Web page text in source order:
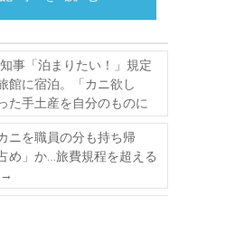
事「泊まりたい！」規定
館に宿泊。「カニ欲し
た手土産を自分のものに
ニを職員の分も持ち帰
め」か…旅費規程を超える
→